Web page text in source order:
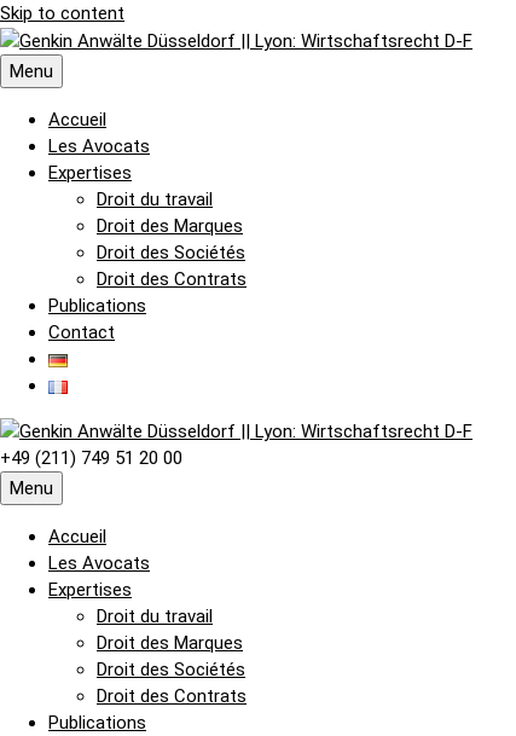
Skip to content
Menu
Accueil
Les Avocats
Expertises
Droit du travail
Droit des Marques
Droit des Sociétés
Droit des Contrats
Publications
Contact
+49 (211) 749 51 20 00
Menu
Accueil
Les Avocats
Expertises
Droit du travail
Droit des Marques
Droit des Sociétés
Droit des Contrats
Publications